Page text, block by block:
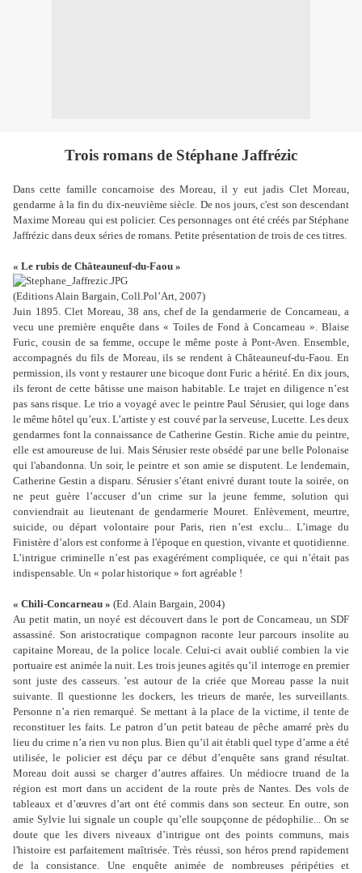
Trois romans de Stéphane Jaffrézic
Dans cette famille concarnoise des Moreau, il y eut jadis Clet Moreau,
gendarme à la fin du dix-neuvième siècle. De nos jours, c'est son descendant
Maxime Moreau qui est policier. Ces personnages ont été créés par Stéphane
Jaffrézic dans deux séries de romans. Petite présentation de trois de ces titres.
« Le rubis de Châteauneuf-du-Faou »
(Editions Alain Bargain, Coll.Pol’Art, 2007)
Juin 1895. Clet Moreau, 38 ans, chef de la gendarmerie de Concarneau, a
vecu une première enquête dans « Toiles de Fond à Concarneau ». Blaise
Furic, cousin de sa femme, occupe le même poste à Pont-Aven. Ensemble,
accompagnés du fils de Moreau, ils se rendent à Châteauneuf-du-Faou. En
permission, ils vont y restaurer une bicoque dont Furic a hérité. En dix jours,
ils feront de cette bâtisse une maison habitable. Le trajet en diligence n’est
pas sans risque. Le trio a voyagé avec le peintre Paul Sérusier, qui loge dans
le même hôtel qu’eux. L’artiste y est couvé par la serveuse, Lucette. Les deux
gendarmes font la connaissance de Catherine Gestin. Riche amie du peintre,
elle est amoureuse de lui. Mais Sérusier reste obsédé par une belle Polonaise
qui l'abandonna. Un soir, le peintre et son amie se disputent. Le lendemain,
Catherine Gestin a disparu. Sérusier s’étant enivré durant toute la soirée, on
ne peut guère l’accuser d’un crime sur la jeune femme, solution qui
conviendrait au lieutenant de gendarmerie Mouret. Enlèvement, meurtre,
suicide, ou départ volontaire pour Paris, rien n’est exclu... L’image du
Finistère d’alors est conforme à l'époque en question, vivante et quotidienne.
L’intrigue criminelle n’est pas exagérément compliquée, ce qui n’était pas
indispensable. Un « polar historique » fort agréable !
« Chili-Concarneau » (Ed. Alain Bargain, 2004)
Au petit matin, un noyé est découvert dans le port de Concarneau, un SDF
assassiné. Son aristocratique compagnon raconte leur parcours insolite au
capitaine Moreau, de la police locale. Celui-ci avait oublié combien la vie
portuaire est animée la nuit. Les trois jeunes agités qu’il interroge en premier
sont juste des casseurs. ’est autour de la criée que Moreau passe la nuit
suivante. Il questionne les dockers, les trieurs de marée, les surveillants.
Personne n’a rien remarqué. Se mettant à la place de la victime, il tente de
reconstituer les faits. Le patron d’un petit bateau de pêche amarré près du
lieu du crime n’a rien vu non plus. Bien qu’il ait établi quel type d’arme a été
utilisée, le policier est déçu par ce début d’enquête sans grand résultat.
Moreau doit aussi se charger d’autres affaires. Un médiocre truand de la
région est mort dans un accident de la route près de Nantes. Des vols de
tableaux et d’œuvres d’art ont été commis dans son secteur. En outre, son
amie Sylvie lui signale un couple qu’elle soupçonne de pédophilie... On se
doute que les divers niveaux d’intrigue ont des points communs, mais
l'histoire est parfaitement maîtrisée. Très réussi, son héros prend rapidement
de la consistance. Une enquête animée de nombreuses péripéties et